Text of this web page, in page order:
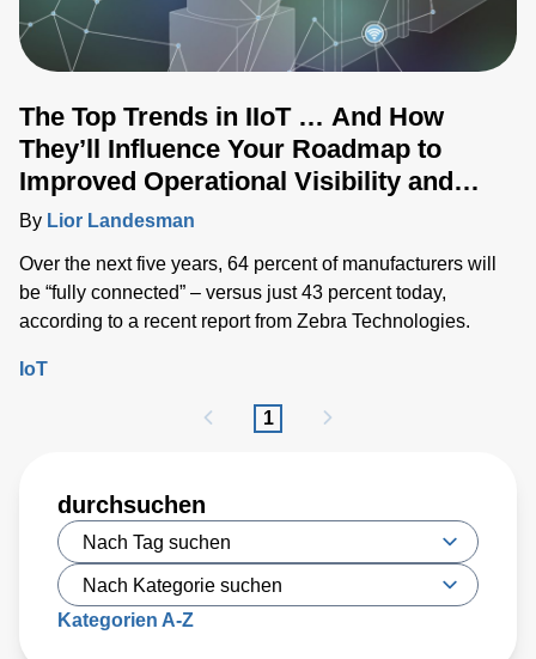
The Top Trends in IIoT … And How
They’ll Influence Your Roadmap to
Improved Operational Visibility and
Higher Quality
By Lior Landesman
Over the next five years, 64 percent of manufacturers will
be “fully connected” – versus just 43 percent today,
according to a recent report from Zebra Technologies.
IoT
1
durchsuchen
Kategorien A-Z